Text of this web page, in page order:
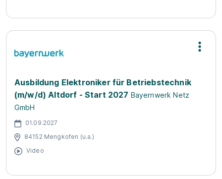
Ausbildung Elektroniker für Betriebstechnik
(m/w/d) Altdorf - Start 2027 Bayernwerk Netz
GmbH
01.09.2027
84152 Mengkofen (u.a.)
Video